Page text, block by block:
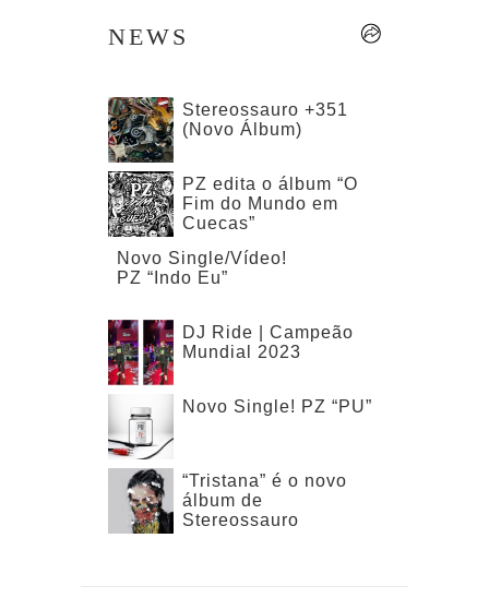
NEWS
Stereossauro +351
(Novo Álbum)
PZ edita o álbum “O
Fim do Mundo em
Cuecas”
Novo Single/Vídeo!
PZ “Indo Eu”
DJ Ride | Campeão
Mundial 2023
Novo Single! PZ “PU”
“Tristana” é o novo
álbum de
Stereossauro